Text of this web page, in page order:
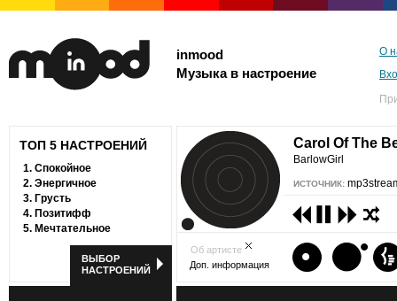
inmood
Музыка в настроение
О
ТОП 5 НАСТРОЕНИЙ
1. Спокойное
2. Энергичное
3. Грусть
4. Позитифф
5. Мечтательное
ВЫБОР
НАСТРОЕНИЙ
Carol Of The
BarlowGirl
ИСТОЧНИК:
Об артисте
Доп. информация